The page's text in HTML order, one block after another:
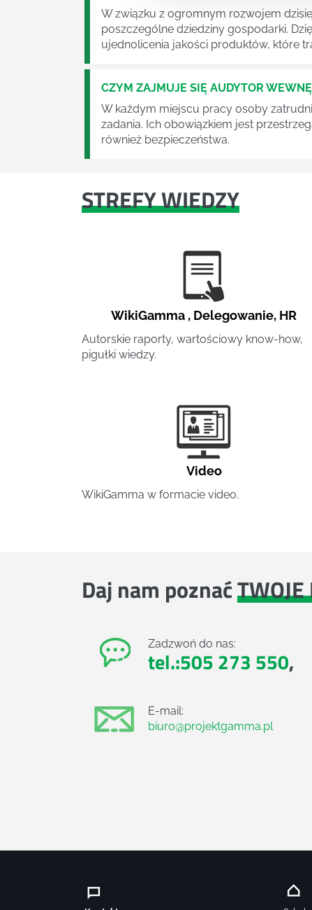
W związku z ogromnym rozwojem
poszczególne dziedziny gospodarki.
ujednolicenia jakości produktów, które
CZYM ZAJMUJE SIĘ AUDYTOR
W każdym miejscu pracy osoby
zadania. Ich obowiązkiem jest
również bezpieczeństwa.
STREFY WIEDZY
WikiGamma , Delegowanie, HR
Autorskie raporty, wartościowy know-how,
pigułki wiedzy.
Video
WikiGamma w formacie video.
Daj nam poznaćTWOJE
Zadzwoń do nas:
tel.:505 273 550,
E-mail:
biuro@projektgamma.pl